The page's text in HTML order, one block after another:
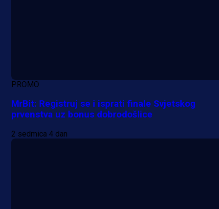
PROMO
MrBit: Registruj se i isprati finale Svjetskog
prvenstva uz bonus dobrodošlice
2 sedmica 4 dan